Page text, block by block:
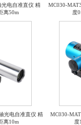
电自准直仪 精
离50m
MC030-
度
光电自准直仪 精
离10m
MC030-
度